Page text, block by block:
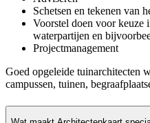
Schetsen en tekenen van
Voorstel doen voor keuze
waterpartijen en
Projectmanagement
Goed opgeleide tuinarchitecten
campussen, tuinen,